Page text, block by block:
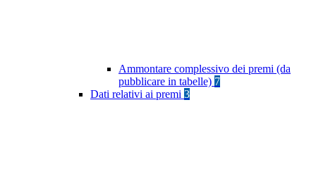
Ammontare complessivo dei premi (da
pubblicare in tabelle) 7
Dati relativi ai premi 3